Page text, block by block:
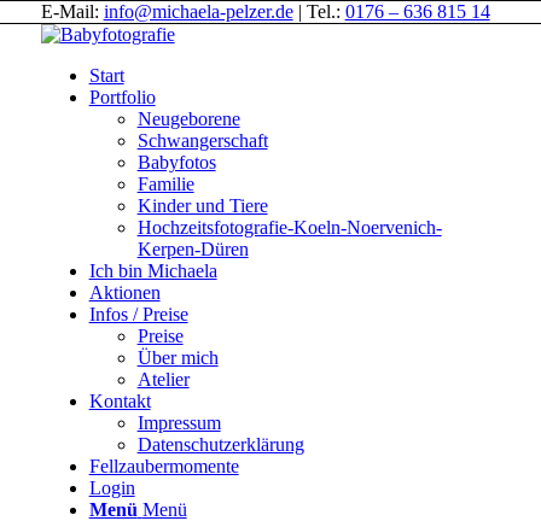
E-Mail: info@michaela-pelzer.de| Tel.: 0176 – 636 815 14
Start
Portfolio
Neugeborene
Schwangerschaft
Babyfotos
Familie
Kinder und Tiere
Hochzeitsfotografie-Koeln-Noervenich-
Kerpen-Düren
Ich bin Michaela
Aktionen
Infos / Preise
Preise
Über mich
Atelier
Kontakt
Impressum
Datenschutzerklärung
Fellzaubermomente
Login
Menü Menü